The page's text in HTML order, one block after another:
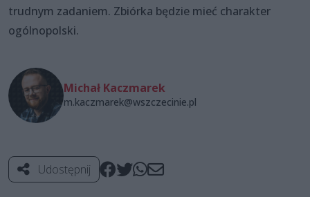
trudnym zadaniem. Zbiórka będzie mieć charakter
ogólnopolski.
Michał Kaczmarek
m.kaczmarek@wszczecinie.pl
Udostępnij